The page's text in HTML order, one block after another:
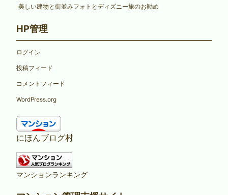
美しい建物と街並みフォトとディズニー旅のお勧め
HP管理
ログイン
投稿フィード
コメントフィード
WordPress.org
にほんブログ村
マンションランキング